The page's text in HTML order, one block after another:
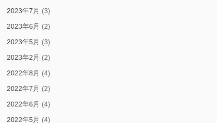
2023年7月 (3)
2023年6月 (2)
2023年5月 (3)
2023年2月 (2)
2022年8月 (4)
2022年7月 (2)
2022年6月 (4)
2022年5月 (4)